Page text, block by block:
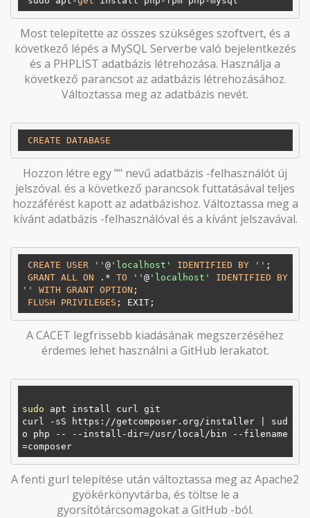
Most telepítette az összes szükséges szoftvert, és a
következő lépés a MySQL Serverbe való bejelentkezés
és a PHPLIST adatbázis létrehozása. Használja a
következő parancsot az adatbázis létrehozásához.
Változtassa meg az adatbázis nevét.
CREATE DATABASE
Hozzon létre egy "" nevű adatbázis -felhasználót új
jelszóval. és a következő parancsok futtatásával teljes
hozzáférést kapott az adatbázishoz. Változtassa meg a
kívánt adatbázis -felhasználóval és a kívánt jelszavával.
CREATE USER '' @ 'localhost' IDENTIFIED BY '' ;
GRANT ALL ON .* TO '' @ 'localhost' IDENTIFIED
BY
''
WITH GRANT OPTION ;
FLUSH
PRIVILEGES
A CACET legfrissebb kiadásának megszerzéséhez
érdemes lehet használni a GitHub lerakatot.
sudo apt install curl git
curl -sS https://getcomposer.org/installer | sud
o php -- --install-dir=/usr/local/bin --filename
A fenti gurl telepítése után változtassa meg az Apache2
gyökérkönyvtárba, és töltse le a
gyorsítótárcsomagokat a GitHub -ból.